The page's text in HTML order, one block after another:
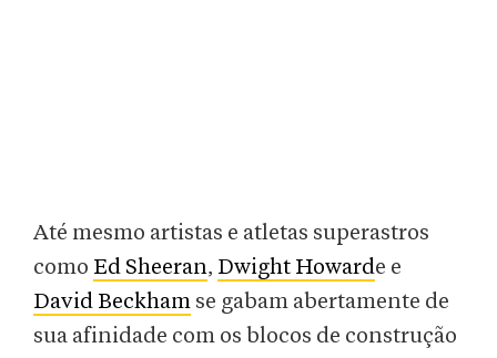
Até mesmo artistas e atletas superastros
como Ed Sheeran, Dwight Howarde e
David Beckham se gabam abertamente de
sua afinidade com os blocos de construção